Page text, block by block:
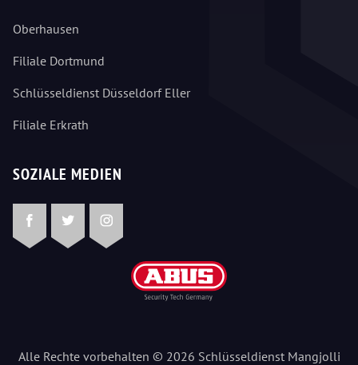
Oberhausen
Filiale Dortmund
Schlüsseldienst Düsseldorf Eller
Filiale Erkrath
SOZIALE MEDIEN
FacebookTwitterInstagram
Alle Rechte vorbehalten © 2026 Schlüsseldienst Mangjolli